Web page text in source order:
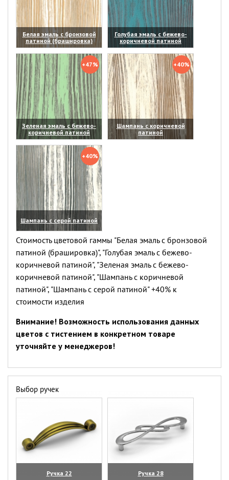
Белая эмаль с бронзовой
патиной (брашировка)
(увеличить)
Голубая эмаль с бежево-
коричневой патиной
(увеличить)
+47%
Зеленая эмаль с бежево-
коричневой патиной
(увеличить)
+40%
Шампань с коричневой
патиной
(увеличить)
+40%
Шампань с серой патиной
(увеличить)
Стоимость цветовой гаммы "Белая эмаль с бронзовой
патиной (брашировка)", "Голубая эмаль с бежево-
коричневой патиной", "Зеленая эмаль с бежево-
коричневой патиной", "Шампань с коричневой
патиной", "Шампань с серой патиной" +40% к
стоимости изделия
Внимание! Возможность использования данных
цветов с тистением в конкретном товаре
уточняйте у менеджеров!
Выбор ручек
Ручка 22
Ручка 28